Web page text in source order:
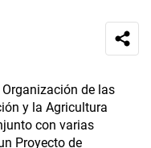
de las
y la Agricultura
con varias
Proyecto de